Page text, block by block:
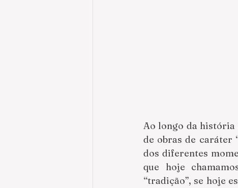
Ao longo da
de obras de caráter
dos diferentes
que hoje
“tradição”, se hoje